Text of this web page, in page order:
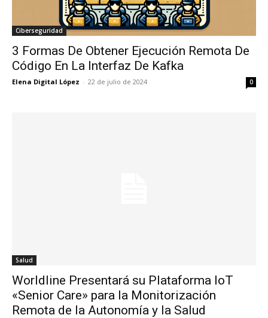
Ciberseguridad
3 Formas De Obtener Ejecución Remota De
Código En La Interfaz De Kafka
Elena Digital López - 22 de julio de 2024 0
Salud
Worldline Presentará su Plataforma IoT
«Senior Care» para la Monitorización
Remota de la Autonomía y la Salud